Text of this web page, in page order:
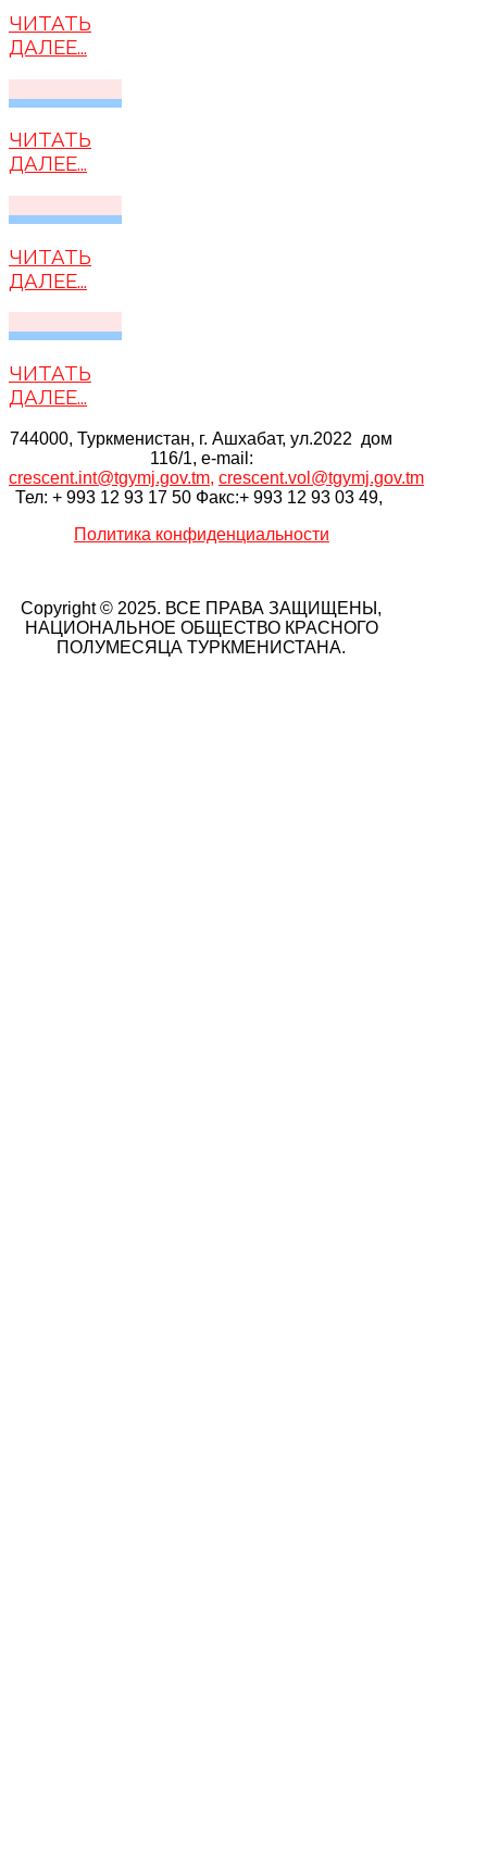
ЧИТАТЬ
ДАЛЕЕ...
ЧИТАТЬ
ДАЛЕЕ...
ЧИТАТЬ
ДАЛЕЕ...
ЧИТАТЬ
ДАЛЕЕ...
744000, Туркменистан, г. Ашхабат, ул.2022 дом
116/1, e-mail:
crescent.int@tgymj.gov.tm, crescent.vol@tgymj.gov.tm
Тел: + 993 12 93 17 50 Факс:+ 993 12 93 03 49,
Политика конфиденциальности
Copyright © 2025. ВСЕ ПРАВА ЗАЩИЩЕНЫ,
НАЦИОНАЛЬНОЕ ОБЩЕСТВО КРАСНОГО
ПОЛУМЕСЯЦА ТУРКМЕНИСТАНА.